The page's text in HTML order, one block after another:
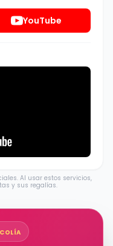
YouTube
Al usar estos servicios,
y sus regalías.